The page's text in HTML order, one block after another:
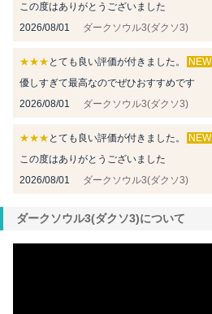
この度はありがとうございました
2026/08/01
ダークソウル3(ダクソ3)
★★★ とても良い評価が付きました。
NEW
優しすぎて最高なのでぜひおすすめです
2026/08/01
ダークソウル3(ダクソ3)
★★★ とても良い評価が付きました。
NEW
この度はありがとうございました
2026/08/01
ダークソウル3(ダクソ3)
ダークソウル3(ダクソ3)について